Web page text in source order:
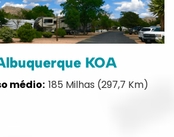
KOA
185 Milhas (297,7 Km)